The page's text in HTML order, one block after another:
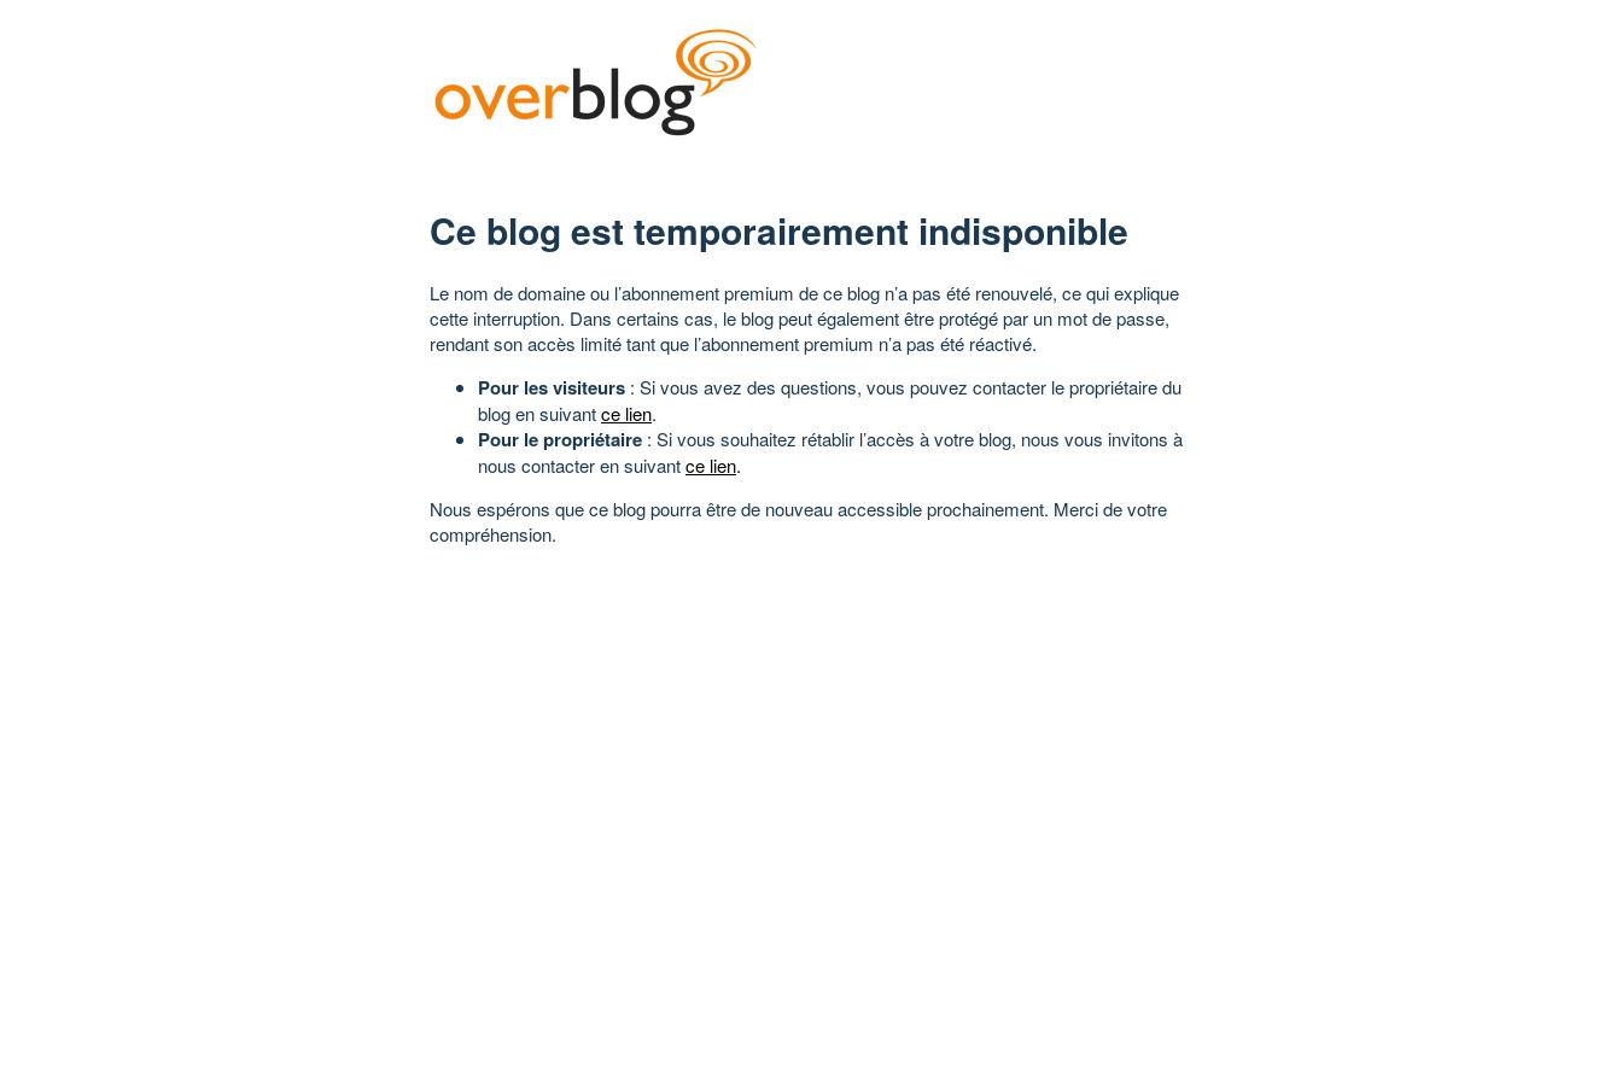
Ce blog est temporairement indisponible
Le nom de domaine ou l’abonnement premium de ce blog n’a pas été renouvelé, ce qui explique
cette interruption. Dans certains cas, le blog peut également être protégé par un mot de passe,
rendant son accès limité tant que l’abonnement premium n’a pas été réactivé.
Pour les visiteurs : Si vous avez des questions, vous pouvez contacter le propriétaire du
blog en suivantce lien.
Pour le propriétaire : Si vous souhaitez rétablir l’accès à votre blog, nous vous invitons à
nous contacter en suivantce lien.
Nous espérons que ce blog pourra être de nouveau accessible prochainement. Merci de votre
compréhension.